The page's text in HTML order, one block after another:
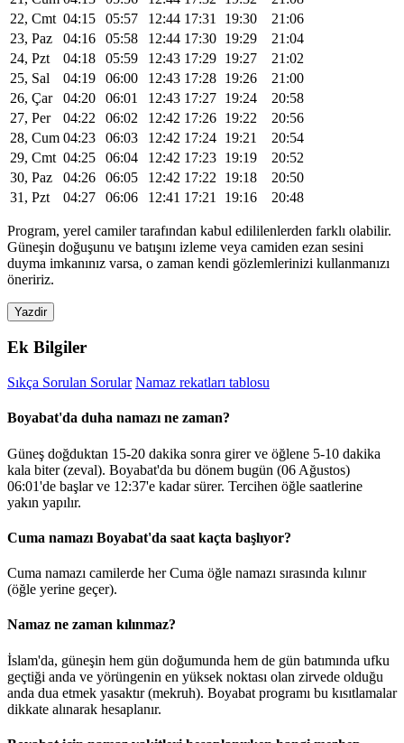
22, Cmt 04:15 05:57 12:44 17:31 19:30
21:06
23, Paz
04:16 05:58 12:44 17:30 19:29
21:04
24, Pzt
04:18 05:59 12:43 17:29 19:27
21:02
25, Sal
04:19 06:00 12:43 17:28 19:26
21:00
26, Çar
04:20 06:01 12:43 17:27 19:24
20:58
27, Per
04:22 06:02 12:42 17:26 19:22
20:56
28, Cum 04:23 06:03 12:42 17:24 19:21
20:54
29, Cmt 04:25 06:04 12:42 17:23 19:19
20:52
30, Paz
04:26 06:05 12:42 17:22 19:18
20:50
31, Pzt
04:27 06:06 12:41 17:21 19:16 20:48
Program, yerel camiler tarafından kabul edililenlerden farklı olabilir.
Güneşin doğuşunu ve batışını izleme veya camiden ezan sesini
duyma imkanınız varsa, o zaman kendi gözlemlerinizi kullanmanızı
öneririz.
Yazdir
Ek Bilgiler
Sıkça Sorulan Sorular Namaz rekatları tablosu
Boyabat'da duha namazı ne zaman?
Güneş doğduktan 15-20 dakika sonra girer ve öğlene 5-10 dakika
kala biter (zeval). Boyabat'da bu dönem bugün (06 Ağustos)
06:01'de başlar ve 12:37'e kadar sürer. Tercihen öğle saatlerine
yakın yapılır.
Cuma namazı Boyabat'da saat kaçta başlıyor?
Cuma namazı camilerde her Cuma öğle namazı sırasında kılınır
(öğle yerine geçer).
Namaz ne zaman kılınmaz?
İslam'da, güneşin hem gün doğumunda hem de gün batımında ufku
geçtiği anda ve yörüngenin en yüksek noktası olan zirvede olduğu
anda dua etmek yasaktır (mekruh). Boyabat programı bu kısıtlamalar
dikkate alınarak hesaplanır.